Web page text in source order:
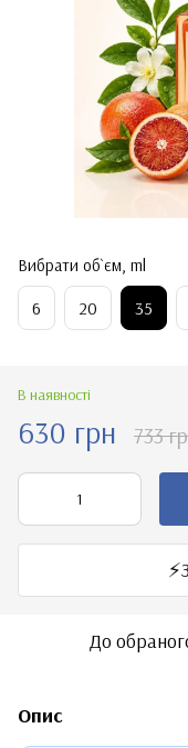
Вибрати об`єм, ml
6 20 35
В наявності
630 грн 733
До
Опис